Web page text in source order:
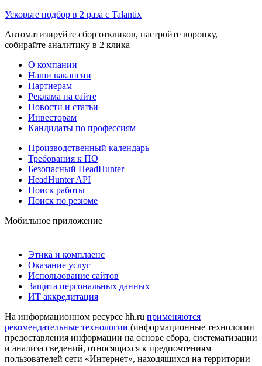
Ускорьте подбор в 2 раза с Talantix
Автоматизируйте сбор откликов, настройте воронку,
собирайте аналитику в 2 клика
О компании
Наши вакансии
Партнерам
Реклама на сайте
Новости и статьи
Инвесторам
Кандидаты по профессиям
Производственный календарь
Требования к ПО
Безопасный HeadHunter
HeadHunter API
Поиск работы
Поиск по резюме
Мобильное приложение
Этика и комплаенс
Оказание услуг
Использование сайтов
Защита персональных данных
ИТ аккредитация
На информационном ресурсе hh.ru применяются
рекомендательные технологии (информационные технологии
предоставления информации на основе сбора, систематизации
и анализа сведений, относящихся к предпочтениям
пользователей сети «Интернет», находящихся на территории